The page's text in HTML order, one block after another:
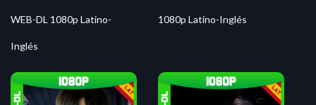
WEB-DL 1080p Latino-
Inglés
1080p Latino-Inglés